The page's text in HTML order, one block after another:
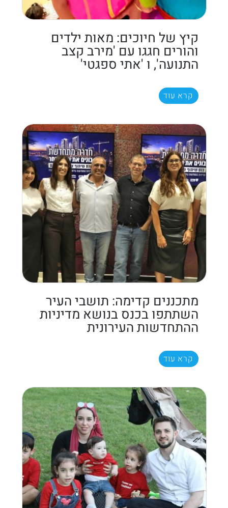
קיץ של חיוכים: מאות ילדים
והורים חגגו עם 'מירב קצב
התנועה', ו 'אתי ספגטי'
קרא עוד
מתכננים קדימה: תושבי העיר
השתתפו בכנס בנושא מדיניות
ההתחדשות העירונית
קרא עוד